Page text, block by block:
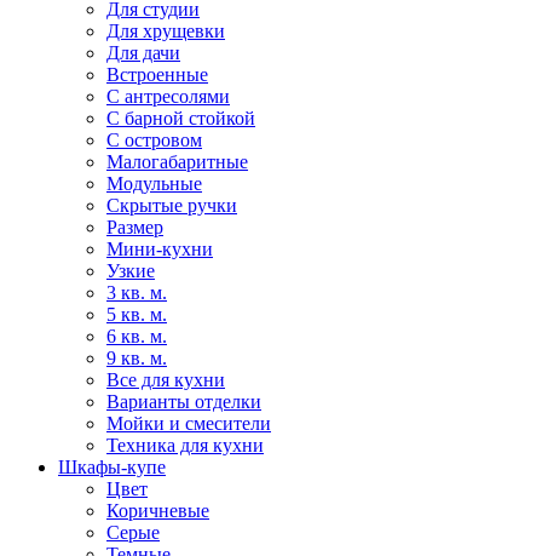
Для студии
Для хрущевки
Для дачи
Встроенные
С антресолями
С барной стойкой
С островом
Малогабаритные
Модульные
Скрытые ручки
Размер
Мини-кухни
Узкие
3 кв. м.
5 кв. м.
6 кв. м.
9 кв. м.
Все для кухни
Варианты отделки
Мойки и смесители
Техника для кухни
Шкафы-купе
Цвет
Коричневые
Серые